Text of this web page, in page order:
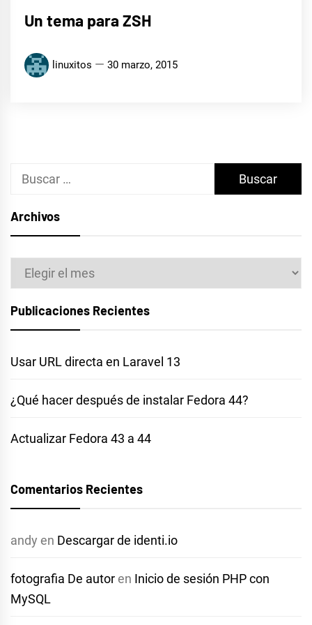
Un tema para ZSH
linuxitos 30 marzo, 2015
Buscar:
Archivos
Archivos
Publicaciones Recientes
Usar URL directa en Laravel 13
¿Qué hacer después de instalar Fedora 44?
Actualizar Fedora 43 a 44
Comentarios Recientes
andy en Descargar de identi.io
fotografia De autor en Inicio de sesión PHP con
MySQL